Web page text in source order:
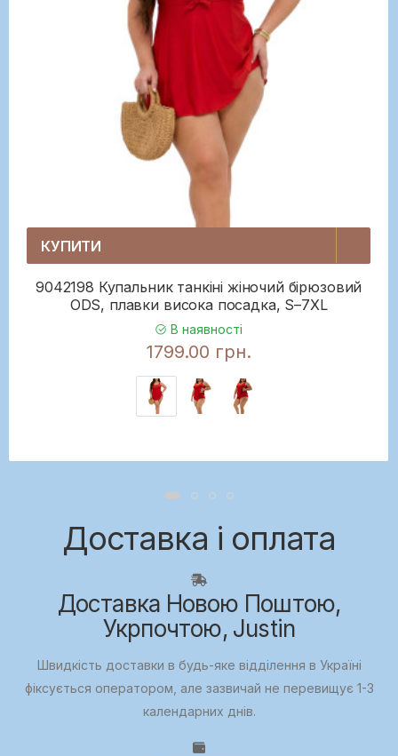
КУПИТИ
9042198 Купальник танкіні жіночий бірюзовий
ODS, плавки висока посадка, S–7XL
В наявності
1799.00 грн.
Доставка і оплата
Доставка Новою Поштою,
Укрпочтою, Justin
Швидкість доставки в будь-яке відділення в Україні
фіксується оператором, але зазвичай не перевищує 1-3
календарних днів.